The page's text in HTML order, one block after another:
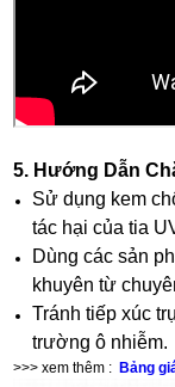
5. Hướng Dẫn
Sử dụng kem
tác hại của tia
Dùng các sản
khuyên từ
Tránh tiếp xúc
trường ô nhiễm.
>>> xem thêm :Bảng